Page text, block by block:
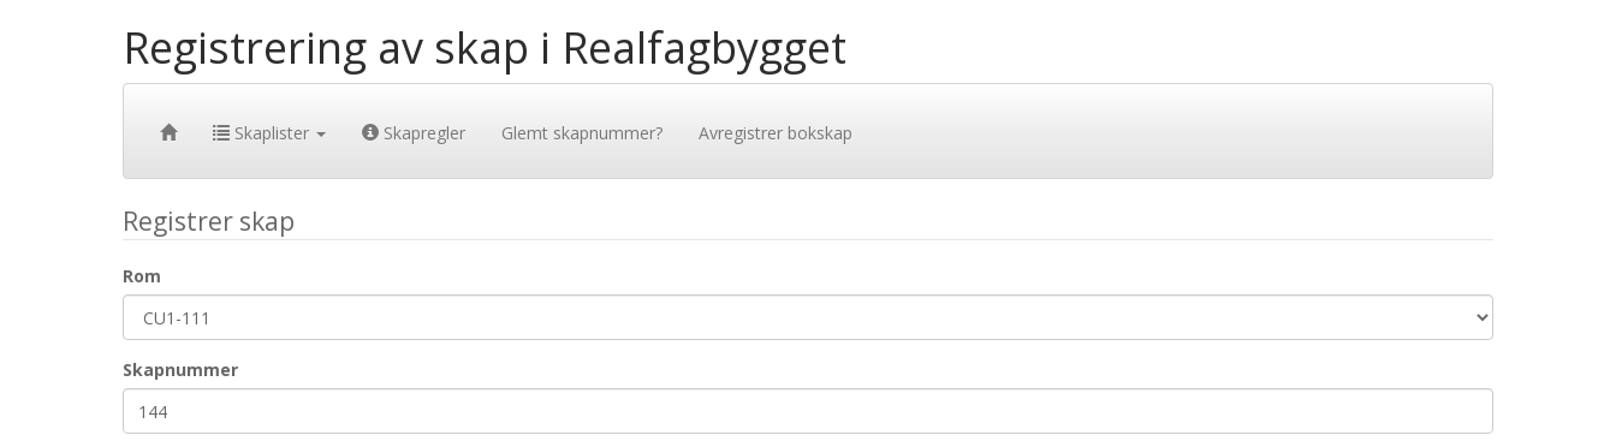
Registrering av skap i Realfagbygget
Skaplister Skapregler Glemt skapnummer? Avregistrer bokskap
Registrer skap
Rom
Skapnummer